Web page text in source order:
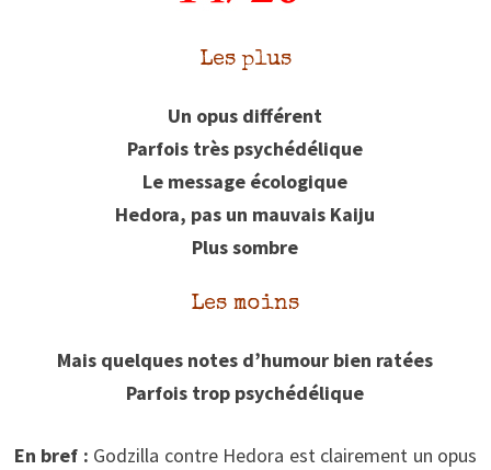
Les plus
Un opus différent
Parfois très psychédélique
Le message écologique
Hedora, pas un mauvais Kaiju
Plus sombre
Les moins
Mais quelques notes d’humour bien ratées
Parfois trop psychédélique
En bref : Godzilla contre Hedora est clairement un opus